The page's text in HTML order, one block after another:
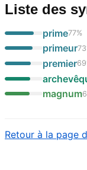
Liste des
prime77%
primeur73
premier69
magnum
Retour à la page